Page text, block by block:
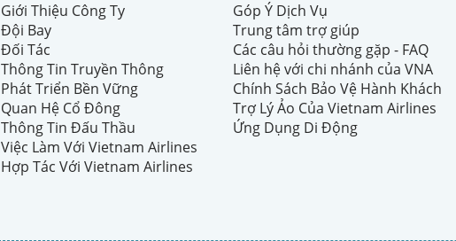
Giới Thiệu Công Ty
Đội Bay
Đối Tác
Thông Tin Truyền Thông
Phát Triển Bền Vững
Quan Hệ Cổ Đông
Thông Tin Đấu Thầu
Việc Làm Với Vietnam Airlines
Hợp Tác Với Vietnam Airlines
Góp Ý Dịch Vụ
Trung tâm trợ giúp
Các câu hỏi thường gặp - FAQ
Liên hệ với chi nhánh của VNA
Chính Sách Bảo Vệ Hành Khách
Trợ Lý Ảo Của Vietnam Airlines
Ứng Dụng Di Động